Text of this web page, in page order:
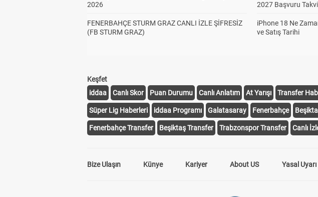
2026
FENERBAHÇE STURM GRAZ CANLI İZLE ŞİFRESİZ
(FB STURM GRAZ)
2027 Başvuru
iPhone 18 Ne
ve Satış Tarihi
Keşfet
iddaa
Canlı Skor Puan Durumu Canlı Anlatım At Yarışı Transfer
Süper Lig Haberleri iddaa Programı Galatasaray Fenerbahçe
Fenerbahçe Transfer Beşiktaş Transfer Trabzonspor Transfer Canlı
Bize Ulaşın Künye Kariyer About US Yasal Uyarı